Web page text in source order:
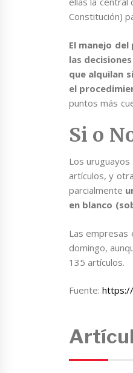
Constitución)
El manejo
las
que alquilan
el
puntos más
Si o
Los
artículos, y
parcialmente
en blanco
Las empresas
domingo,
135 artículos.
Fuente: